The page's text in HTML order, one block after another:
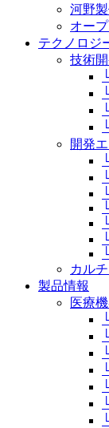
河野
オー
テクノロジ
技術
開発
カル
製品情報
医療